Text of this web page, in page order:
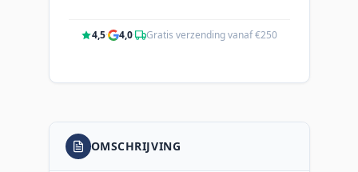
4,5· 4,0· Gratis verzending vanaf €250
OMSCHRIJVING